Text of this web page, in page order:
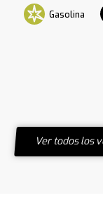
Gasolina
Ver todos los